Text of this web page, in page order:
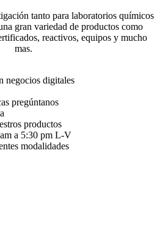
tanto para laboratorios químicos
gran variedad de productos como
reactivos, equipos y mucho
mas.
negocios digitales
pregúntanos
productos
a 5:30 pm L-V
modalidades